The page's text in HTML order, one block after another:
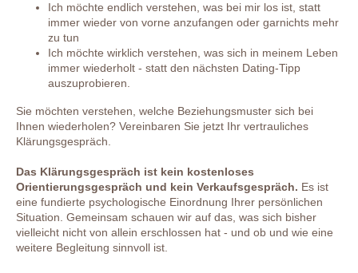
Ich möchte endlich verstehen, was bei mir los ist, statt
immer wieder von vorne anzufangen oder garnichts mehr
zu tun
Ich möchte wirklich verstehen, was sich in meinem Leben
immer wiederholt - statt den nächsten Dating-Tipp
auszuprobieren.
Sie möchten verstehen, welche Beziehungsmuster sich bei
Ihnen wiederholen? Vereinbaren Sie jetzt Ihr vertrauliches
Klärungsgespräch.
Das Klärungsgespräch ist kein kostenloses
Orientierungsgespräch und kein Verkaufsgespräch. Es ist
eine fundierte psychologische Einordnung Ihrer persönlichen
Situation. Gemeinsam schauen wir auf das, was sich bisher
vielleicht nicht von allein erschlossen hat - und ob und wie eine
weitere Begleitung sinnvoll ist.